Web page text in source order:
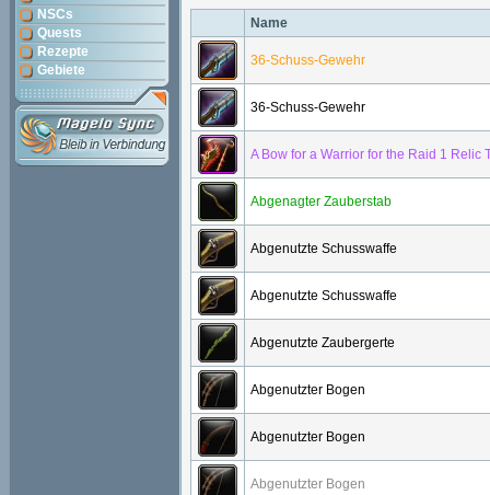
NSCs
Quests
Rezepte
Gebiete
Name
36-Schuss-Gewehr
36-Schuss-Gewehr
A Bow for a Warrior for the Raid 1 Relic
Abgenagter Zauberstab
Abgenutzte Schusswaffe
Abgenutzte Schusswaffe
Abgenutzte Zaubergerte
Abgenutzter Bogen
Abgenutzter Bogen
Abgenutzter Bogen